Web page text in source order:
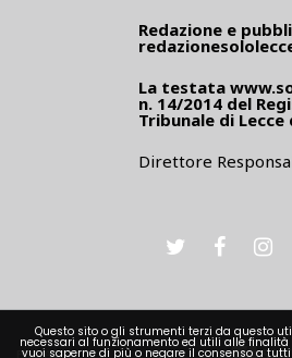
Redazione e
La testata
n. 14/2014 del
Tribunale di
Direttore
PRIVACY
Questo sito o gli strumenti terzi da questo
necessari al funzionamento ed utili alle finalità
vuoi saperne di più o negare il consenso a